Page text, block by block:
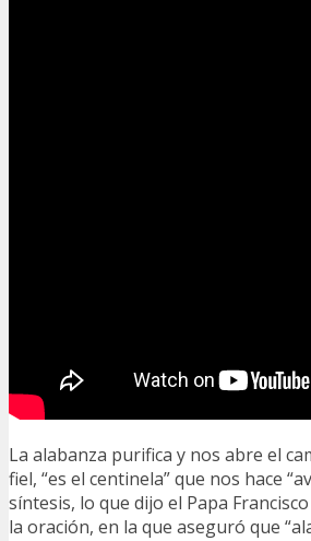
La alabanza purifica y nos abre el
fiel, “es el centinela” que nos hace
síntesis, lo que dijo el Papa
la oración, en la que aseguró que